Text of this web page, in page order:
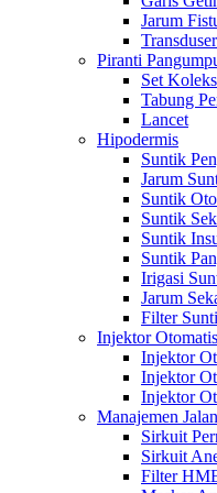
Jarum
Piranti
Set
Tabung
Lancet
Hipodermis
Suntik
Jarum
Suntik
Suntik
Suntik
Suntik
Irigasi
Jarum
Filter
Injektor Otomatis
Injektor
Injektor
Injektor
Manajemen
Sirkuit
Sirkuit
Filter